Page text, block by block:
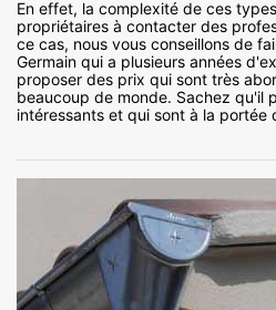
En effet, la complexité de ces
propriétaires à contacter des
ce cas, nous vous conseillons de
Germain qui a plusieurs années
proposer des prix qui sont très
beaucoup de monde. Sachez qu'il
intéressants et qui sont à la portée